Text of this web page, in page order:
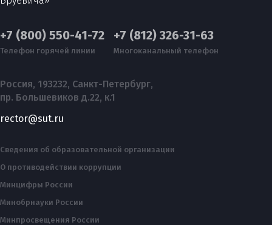
+7 (800) 550-41-72
Телефон горячей линии
+7 (812) 326-31-63
Многоканальный телефон
Россия, 193232, Санкт-Петербург,
пр. Большевиков д.22, к.1
rector@sut.ru
Сведения об образовательной организации
О противодействии коррупции
Минцифры России
Минобрнауки России
Минпросвещения России